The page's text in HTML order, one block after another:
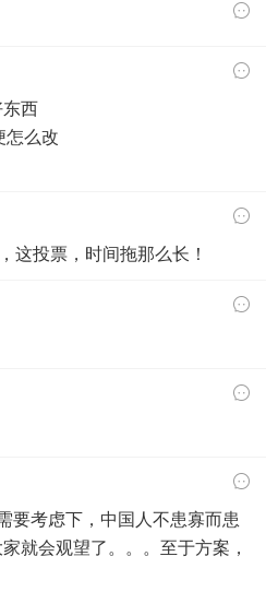
西
怎么改
这投票，时间拖那么长！
要考虑下，中国人不患寡而患
就会观望了。。。至于方案，